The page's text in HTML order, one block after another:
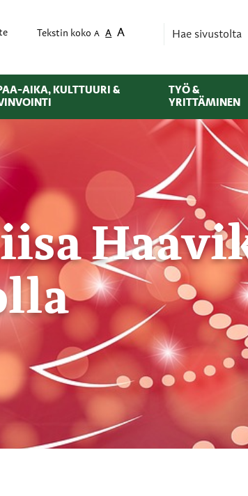
Tekstin koko A A A
AIKA, KULTTUURI &
TYÖ &
YRITTÄMINEN